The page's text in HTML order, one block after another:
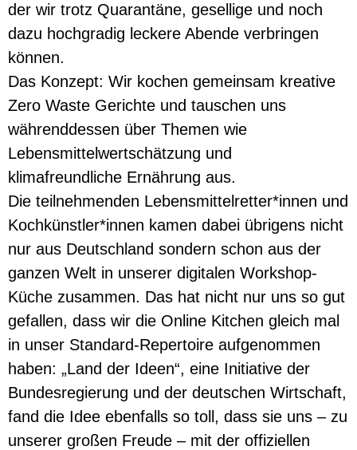
der wir trotz Quarantäne, gesellige und noch
dazu hochgradig leckere Abende verbringen
können.
Das Konzept: Wir kochen gemeinsam kreative
Zero Waste Gerichte und tauschen uns
währenddessen über Themen wie
Lebensmittelwertschätzung und
klimafreundliche Ernährung aus.
Die teilnehmenden Lebensmittelretter*innen und
Kochkünstler*innen kamen dabei übrigens nicht
nur aus Deutschland sondern schon aus der
ganzen Welt in unserer digitalen Workshop-
Küche zusammen. Das hat nicht nur uns so gut
gefallen, dass wir die Online Kitchen gleich mal
in unser Standard-Repertoire aufgenommen
haben: „Land der Ideen“, eine Initiative der
Bundesregierung und der deutschen Wirtschaft,
fand die Idee ebenfalls so toll, dass sie uns – zu
unserer großen Freude – mit der offiziellen